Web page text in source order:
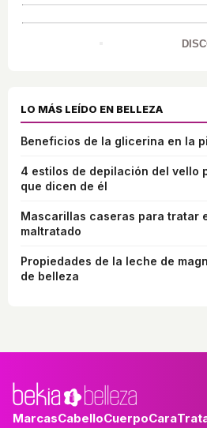
LO MÁS LEÍDO EN BELLEZA
Beneficios de la glicerina en la
4 estilos de depilación del vello
que dicen de él
Mascarillas caseras para tratar
maltratado
Propiedades de la leche de
de belleza
MarcasCabelloCuerpoCara